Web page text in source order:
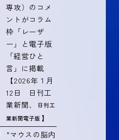
専攻）のコメ
ントがコラム
枠「レーザ
ー」と電子版
「経営ひと
言」に掲載
【2026年１月
12日 日刊工
業新聞、
日刊工
業新聞電子版 】
"マウスの脳内